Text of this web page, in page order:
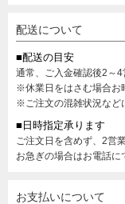
配送について
■配送の目安
通常、ご入金確認後2～4
※休業日をはさむ場合お
※ご注文の混雑状況など
■日時指定承ります
ご注文日を含めず、2営
お急ぎの場合はお電話に
お支払いについて